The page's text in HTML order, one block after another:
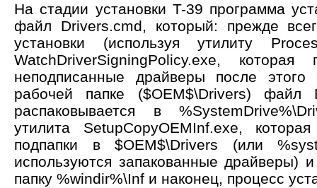
На стадии установки T-39 программа
файл Drivers.cmd, который: прежде
установки (используя утилиту
WatchDriverSigningPolicy.exe, которая
неподписанные драйверы после
рабочей папке ($OEM$\Drivers)
распаковывается в
утилита SetupCopyOEMInf.exe,
подпапки в $OEM$\Drivers (или
используются запакованные драйверы)
папку %windir%\Inf и наконец, процесс